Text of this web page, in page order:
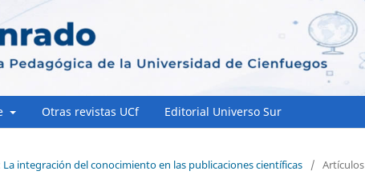
Otras revistas UCf Editorial Universo Sur
La integración del conocimiento en las publicaciones científicas / Artículos